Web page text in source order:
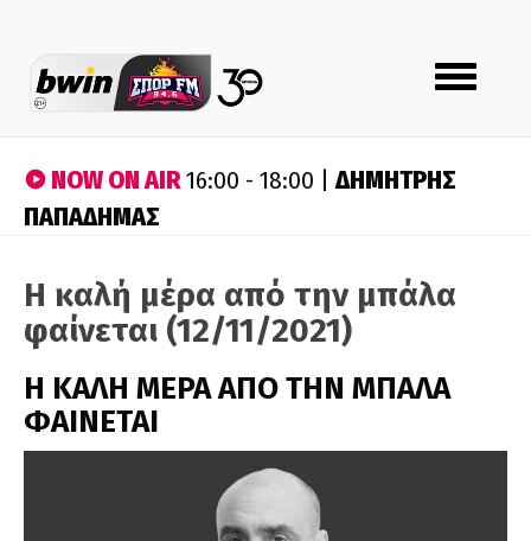
Toggle
navigation
NOW ON AIR16:00 - 18:00 |ΔΗΜΗΤΡΗΣ
ΠΑΠΑΔΗΜΑΣ
Η καλή μέρα από την μπάλα
φαίνεται (12/11/2021)
H ΚΑΛΗ ΜΕΡΑ ΑΠΟ ΤΗΝ ΜΠΑΛΑ
ΦΑΙΝΕΤΑΙ